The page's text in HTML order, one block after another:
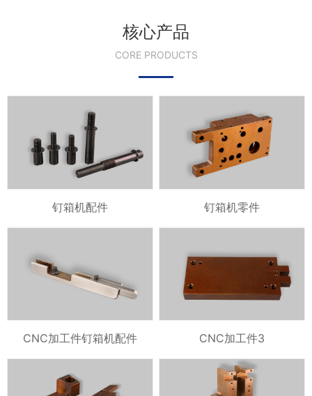
核心产品
CORE PRODUCTS
钉箱机配件 钉箱机零件
CNC加工件钉箱机配件 CNC加工件3